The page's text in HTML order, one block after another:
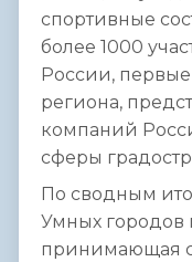
спортивные
более 1000
России, первые
региона,
компаний
сферы
По сводным
Умных городов
принимающая